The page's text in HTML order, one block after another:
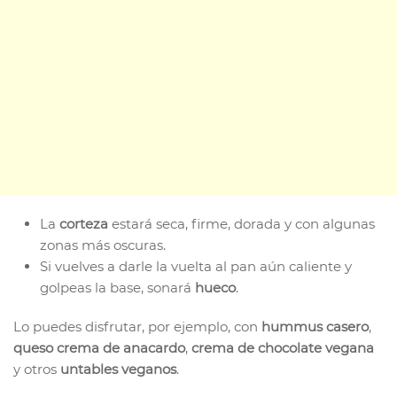
La corteza estará seca, firme, dorada y con algunas
zonas más oscuras.
Si vuelves a darle la vuelta al pan aún caliente y
golpeas la base, sonará hueco.
Lo puedes disfrutar, por ejemplo, con hummus casero,
queso crema de anacardo, crema de chocolate vegana
y otros untables veganos.